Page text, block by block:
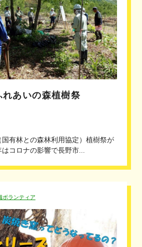
れあいの森植樹祭
国有林との森林利用協定）植樹祭が
コロナの影響で長野市...
ボランティア